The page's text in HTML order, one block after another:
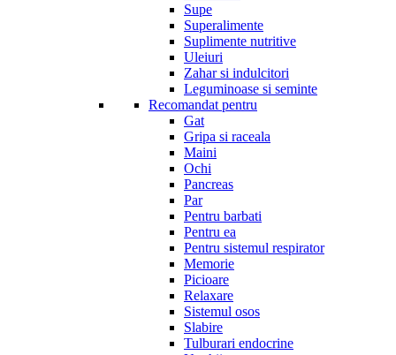
Supe
Superalimente
Suplimente nutritive
Uleiuri
Zahar si indulcitori
Leguminoase si seminte
Recomandat pentru
Gat
Gripa si raceala
Maini
Ochi
Pancreas
Par
Pentru barbati
Pentru ea
Pentru sistemul respirator
Memorie
Picioare
Relaxare
Sistemul osos
Slabire
Tulburari endocrine